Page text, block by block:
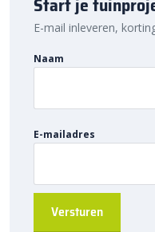
project. Ontdek de
snelle levering van
E-mail inleveren,
Naam
E-mailadres